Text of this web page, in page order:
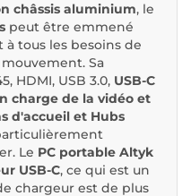
châssis aluminium, le
peut être emmené
tous les besoins de
Sa
HDMI, USB 3.0, USB-C
charge de la vidéo et
d'accueil et Hubs
Le PC portable Altyk
USB-C, ce qui est un
chargeur est de plus